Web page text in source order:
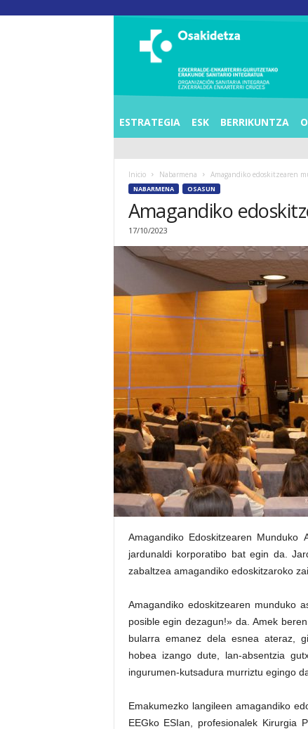
A
N
R
R
R
U
C
S
ESTRATEGIA ESK BERRIKUNTZA
Inicio Nabarmena Amagandiko edoskitzearen
NABARMENA OSASUN
Amagandiko
17/10/2023
Amagandiko Edoskitzearen
jardunaldi korporatibo bat egin da.
zabaltzea amagandiko edoskitzaroko
Amagandiko edoskitzearen munduko
posible egin dezagun!» da. Amek
bularra emanez dela esnea ateraz,
hobea izango dute, lan-absentzia
ingurumen-kutsadura murriztu egingo
Emakumezko langileen amagandiko
EEGko ESIan, profesionalek Kirurgia